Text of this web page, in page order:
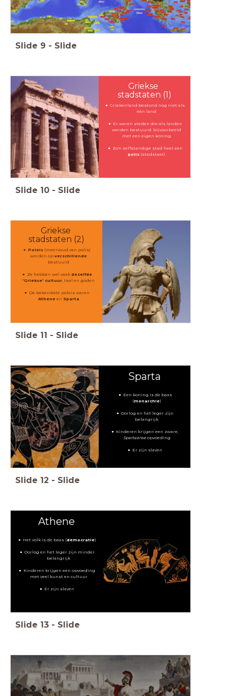
Slide 9 - Slide
Griekse
stadstaten (1)
Griekenland bestond nog niet als
één land
Er waren steden die als landen
werden bestuurd: bijvoorbeeld
met een eigen koning
Zo'n zelfstandige stad heet een
polis (stadstaat)
Slide 10 - Slide
Griekse
stadstaten (2)
Poleis (meervoud van polis)
worden opverschillende
bestuurd
Ze hebben wel vaak dezelfde
'Griekse' cultuur, taal en goden
De bekendste poleis waren
Atheneen Sparta
Slide 11 - Slide
Sparta
Een koning is de baas
(monarchie)
Oorlog en het leger zijn
belangrijk
Kinderen krijgen een zware,
Spartaanseopvoeding
Er zijn slaven
Slide 12 - Slide
Athene
Het volk is de baas (democratie)
Oorlog en het leger zijn minder
belangrijk
Kinderen krijgen een opvoeding
met veel kunst en cultuur
Er zijn slaven
Slide 13 - Slide